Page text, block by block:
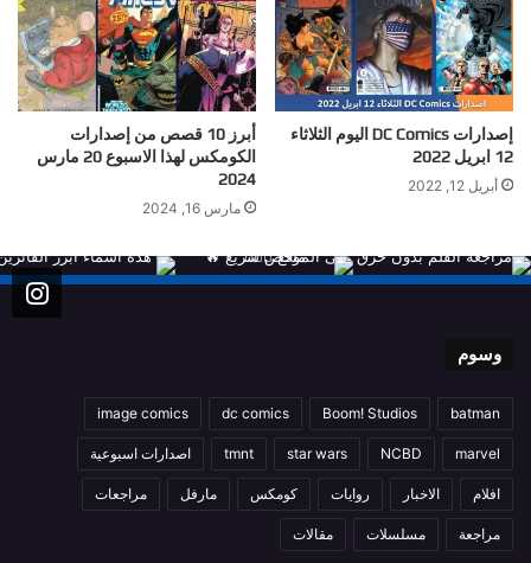
إصدارات DC Comics اليوم الثلاثاء
12 ابريل 2022
أبريل 12, 2022
أبرز 10 قصص من إصدارات
الكومكس لهذا الاسبوع 20 مارس
2024
مارس 16, 2024
وسوم
batman
Boom! Studios
dc comics
image comics
marvel
NCBD
star wars
tmnt اصدارات اسبوعية
افلام الاخبار روايات كومكس مارفل مراجعات
مراجعة مسلسلات مقالات